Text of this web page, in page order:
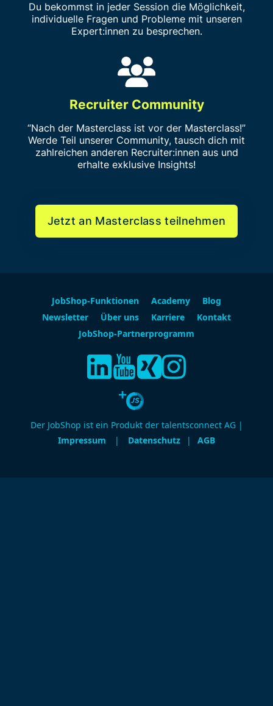
Du bekommst in jeder Session die Möglichkeit,
individuelle Fragen und Probleme mit unseren
Expert:innen zu besprechen.
Recruiter Community
“Nach der Masterclass ist vor der Masterclass!”
Werde Teil unserer Community, tausch dich mit
zahlreichen anderen Recruiter:innen aus und
erhalte exklusive Insights!
Jetzt an Masterclass teilnehmen
JobShop-Funktionen Academy
Blog
Newsletter
Über uns Karriere
Kontakt
JobShop-Partnerprogramm
Der JobShop ist ein Produkt der talentsconnect AG |
Impressum
| Datenschutz | AGB